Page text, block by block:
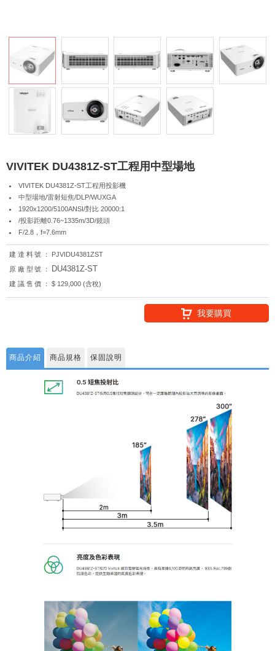
VIVITEK DU4381Z-ST工程用中型場地
VIVITEK DU4381Z-ST工程用投影機
中型場地/雷射短焦/DLP/WUXGA
1920x1200/5100ANSI/對比 20000:1
/投影距離0.76~1335m/3D/鏡頭
F/2.8，f=7.6mm
建達料號：
PJVIDU4381ZST
原廠型號：
DU4381Z-ST
建議售價： $ 129,000 (含稅)
我要購買
商品介紹 商品規格 保固說明